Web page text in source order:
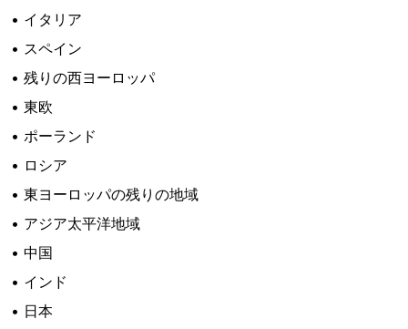
• イタリア
• スペイン
• 残りの西ヨーロッパ
• 東欧
• ポーランド
• ロシア
• 東ヨーロッパの残りの地域
• アジア太平洋地域
• 中国
• インド
• 日本